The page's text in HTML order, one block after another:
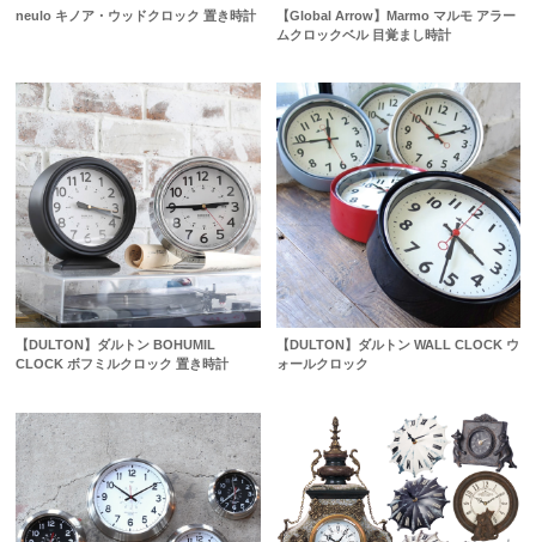
neulo キノア・ウッドクロック 置き時計
【Global Arrow】Marmo マルモ アラー
ムクロックベル 目覚まし時計
【DULTON】ダルトン BOHUMIL
CLOCK ボフミルクロック 置き時計
【DULTON】ダルトン WALL CLOCK ウ
ォールクロック